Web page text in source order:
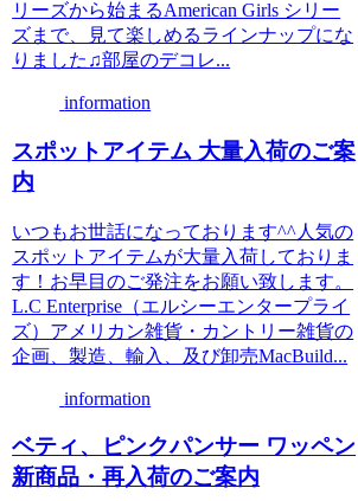
リーズから始まるAmerican Girls シリー
ズまで、見て楽しめるラインナップにな
りました♫部屋のデコレ...
information
スポットアイテム 大量入荷のご案
内
いつもお世話になっております^^人気の
スポットアイテムが大量入荷しておりま
す！お早目のご発注をお願い致します。
L.C Enterprise（エルシーエンタープライ
ズ）アメリカン雑貨・カントリー雑貨の
企画、製造、輸入、及び卸売MacBuild...
information
ベティ、ピンクパンサー ワッペン
新商品・再入荷のご案内